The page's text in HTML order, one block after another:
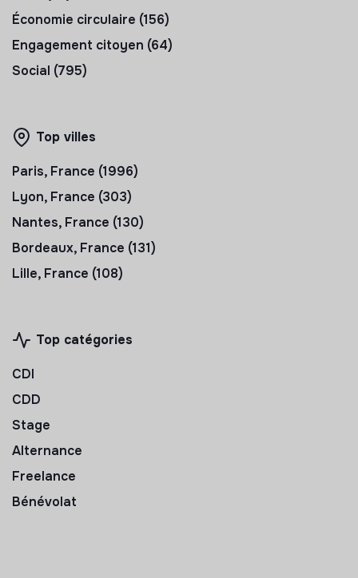
Économie circulaire (156)
Engagement citoyen (64)
Social (795)
Top villes
Paris, France (1996)
Lyon, France (303)
Nantes, France (130)
Bordeaux, France (131)
Lille, France (108)
Top catégories
CDI
CDD
Stage
Alternance
Freelance
Bénévolat